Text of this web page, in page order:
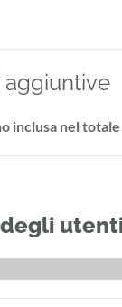
aggiuntive
inclusa nel totale